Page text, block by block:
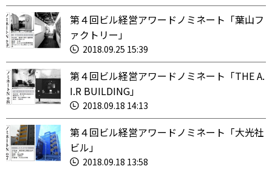
第４回ビル経営アワードノミネート「葉山フ
ァクトリー」
2018.09.25 15:39
第４回ビル経営アワードノミネート「THE A.
I.R BUILDING」
2018.09.18 14:13
第４回ビル経営アワードノミネート「大光社
ビル」
2018.09.18 13:58